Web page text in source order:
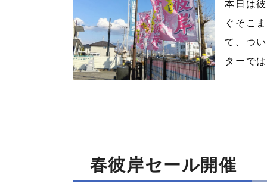
本日は
ぐそこ
て、つ
ターで
春彼岸セール開催